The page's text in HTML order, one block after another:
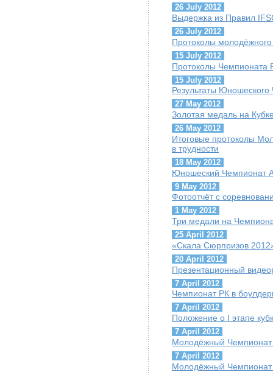
26 July 2012
Выдержка из Правил
26 July 2012
Протоколы
15 July 2012
Протоколы Чемпионата
15 July 2012
Результаты
27 May 2012
Золотая медаль на
26 May 2012
Итоговые протоколы
в трудности
18 May 2012
Юношеский Чемпионат
9 May 2012
Фотоотчёт с
1 May 2012
Три медали на
25 April 2012
«Скала Сюрпризов
20 April 2012
Презентационный
7 April 2012
Чемпионат РК в
7 April 2012
Положение о I этапе
7 April 2012
Молодёжный Чемпионат
7 April 2012
Молодёжный